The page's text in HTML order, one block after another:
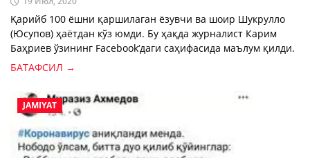
Қарийб 100 ёшни қаршилаган ёзувчи ва шоир Шукрулло
(Юсупов) ҳаётдан кўз юмди. Бу ҳақда журналист Карим
Баҳриев ўзининг Facebook‘даги саҳифасида маълум қилди.
БАТАФСИЛ →
JAMIYAT